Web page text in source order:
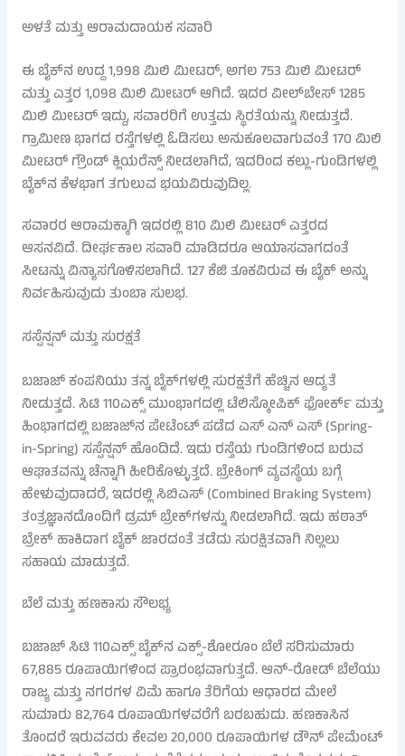
ಅಳತೆ ಮತ್ತು ಆರಾಮದಾಯಕ ಸವಾರಿ
ಈ ಬೈಕ್‌ನ ಉದ್ದ 1,998 ಮಿಲಿ ಮೀಟರ್, ಅಗಲ 753 ಮಿಲಿ ಮೀಟರ್
ಮತ್ತು ಎತ್ತರ 1,098 ಮಿಲಿ ಮೀಟರ್ ಆಗಿದೆ. ಇದರ ವೀಲ್‌ಬೇಸ್ 1285
ಮಿಲಿ ಮೀಟರ್ ಇದ್ದು, ಸವಾರರಿಗೆ ಉತ್ತಮ ಸ್ಥಿರತೆಯನ್ನು ನೀಡುತ್ತದೆ.
ಗ್ರಾಮೀಣ ಭಾಗದ ರಸ್ತೆಗಳಲ್ಲಿ ಓಡಿಸಲು ಅನುಕೂಲವಾಗುವಂತೆ 170 ಮಿಲಿ
ಮೀಟರ್ ಗ್ರೌಂಡ್ ಕ್ಲಿಯರೆನ್ಸ್ ನೀಡಲಾಗಿದೆ, ಇದರಿಂದ ಕಲ್ಲು-ಗುಂಡಿಗಳಲ್ಲಿ
ಬೈಕ್‌ನ ಕೆಳಭಾಗ ತಗುಲುವ ಭಯವಿರುವುದಿಲ್ಲ.
ಸವಾರರ ಆರಾಮಕ್ಕಾಗಿ ಇದರಲ್ಲಿ 810 ಮಿಲಿ ಮೀಟರ್ ಎತ್ತರದ
ಆಸನವಿದೆ. ದೀರ್ಘಕಾಲ ಸವಾರಿ ಮಾಡಿದರೂ ಆಯಾಸವಾಗದಂತೆ
ಸೀಟನ್ನು ವಿನ್ಯಾಸಗೊಳಿಸಲಾಗಿದೆ. 127 ಕೆಜಿ ತೂಕವಿರುವ ಈ ಬೈಕ್ ಅನ್ನು
ನಿರ್ವಹಿಸುವುದು ತುಂಬಾ ಸುಲಭ.
ಸಸ್ಪೆನ್ಷನ್ ಮತ್ತು ಸುರಕ್ಷತೆ
ಬಜಾಜ್ ಕಂಪನಿಯು ತನ್ನ ಬೈಕ್‌ಗಳಲ್ಲಿ ಸುರಕ್ಷತೆಗೆ ಹೆಚ್ಚಿನ ಆದ್ಯತೆ
ನೀಡುತ್ತದೆ. ಸಿಟಿ 110ಎಕ್ಸ್ ಮುಂಭಾಗದಲ್ಲಿ ಟೆಲಿಸ್ಕೋಪಿಕ್ ಫೋರ್ಕ್ ಮತ್ತು
ಹಿಂಭಾಗದಲ್ಲಿ ಬಜಾಜ್‌ನ ಪೇಟೆಂಟ್ ಪಡೆದ ಎಸ್ ಎನ್ ಎಸ್ (Spring-
in-Spring) ಸಸ್ಪೆನ್ಷನ್ ಹೊಂದಿದೆ. ಇದು ರಸ್ತೆಯ ಗುಂಡಿಗಳಿಂದ ಬರುವ
ಆಘಾತವನ್ನು ಚೆನ್ನಾಗಿ ಹೀರಿಕೊಳ್ಳುತ್ತದೆ. ಬ್ರೇಕಿಂಗ್ ವ್ಯವಸ್ಥೆಯ ಬಗ್ಗೆ
ಹೇಳುವುದಾದರೆ, ಇದರಲ್ಲಿ ಸಿಬಿಎಸ್ (Combined Braking System)
ತಂತ್ರಜ್ಞಾನದೊಂದಿಗೆ ಡ್ರಮ್ ಬ್ರೇಕ್‌ಗಳನ್ನು ನೀಡಲಾಗಿದೆ. ಇದು ಹಠಾತ್
ಬ್ರೇಕ್ ಹಾಕಿದಾಗ ಬೈಕ್ ಜಾರದಂತೆ ತಡೆದು ಸುರಕ್ಷಿತವಾಗಿ ನಿಲ್ಲಲು
ಸಹಾಯ ಮಾಡುತ್ತದೆ.
ಬೆಲೆ ಮತ್ತು ಹಣಕಾಸು ಸೌಲಭ್ಯ
ಬಜಾಜ್ ಸಿಟಿ 110ಎಕ್ಸ್ ಬೈಕ್‌ನ ಎಕ್ಸ್-ಶೋರೂಂ ಬೆಲೆ ಸರಿಸುಮಾರು
67,885 ರೂಪಾಯಿಗಳಿಂದ ಪ್ರಾರಂಭವಾಗುತ್ತದೆ. ಆನ್-ರೋಡ್ ಬೆಲೆಯು
ರಾಜ್ಯ ಮತ್ತು ನಗರಗಳ ವಿಮೆ ಹಾಗೂ ತೆರಿಗೆಯ ಆಧಾರದ ಮೇಲೆ
ಸುಮಾರು 82,764 ರೂಪಾಯಿಗಳವರೆಗೆ ಬರಬಹುದು. ಹಣಕಾಸಿನ
ತೊಂದರೆ ಇರುವವರು ಕೇವಲ 20,000 ರೂಪಾಯಿಗಳ ಡೌನ್ ಪೇಮೆಂಟ್